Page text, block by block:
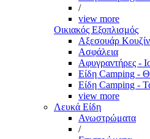
/
view more
Οικιακός Εξοπλισμός
Αξεσουάρ
Ασφάλεια
Αφυγραντήρες -
Είδη Camping -
Είδη Camping -
view more
Λευκά Είδη
Ανωστρώματα
/